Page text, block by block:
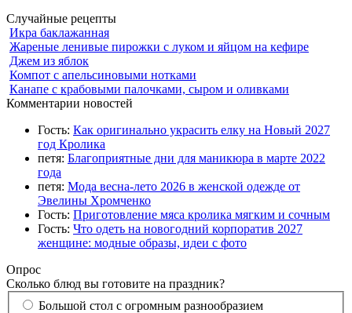
Случайные рецепты
Икра баклажанная
Жареные ленивые пирожки с луком и яйцом на кефире
Джем из яблок
Компот с апельсиновыми нотками
Канапе с крабовыми палочками, сыром и оливками
Комментарии новостей
Гость: Как оригинально украсить елку на Новый 2027
год Кролика
петя: Благоприятные дни для маникюра в марте 2022
года
петя: Мода весна-лето 2026 в женской одежде от
Эвелины Хромченко
Гость: Приготовление мяса кролика мягким и сочным
Гость: Что одеть на новогодний корпоратив 2027
женщине: модные образы, идеи с фото
Опрос
Сколько блюд вы готовите на праздник?
Большой стол с огромным разнообразием